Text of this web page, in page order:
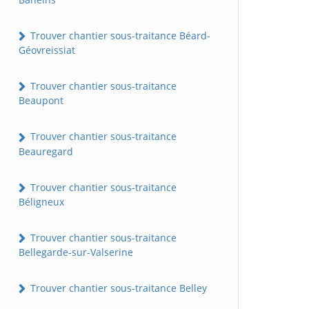
Trouver chantier sous-traitance Béard-
Géovreissiat
Trouver chantier sous-traitance
Beaupont
Trouver chantier sous-traitance
Beauregard
Trouver chantier sous-traitance
Béligneux
Trouver chantier sous-traitance
Bellegarde-sur-Valserine
Trouver chantier sous-traitance Belley